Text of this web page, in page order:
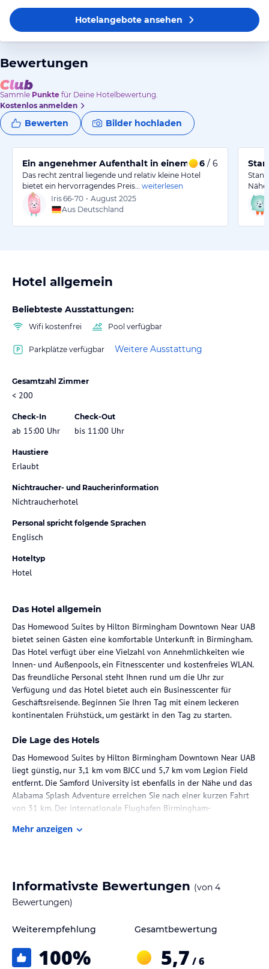
Hotelangeboteansehen
Bewertungen
Sammle Punkte für Deine Hotelbewertung.
Kostenlos anmelden
Bewerten Bilder hochladen
Ein angenehmer Aufenthalt in einem zentralen Hotel
6 / 6
Das recht zentral liegende und relativ kleine Hotel
bietet ein hervorragendes Preis…
weiterlesen
Iris66-70 • August 2025
Aus Deutschland
Hotel allgemein
Beliebteste Ausstattungen:
Wifi kostenfrei Pool verfügbar
Parkplätze verfügbar Weitere Ausstattung
Gesamtzahl Zimmer
< 200
Check-In
ab 15:00 Uhr
Check-Out
bis 11:00 Uhr
Haustiere
Erlaubt
Nichtraucher- und Raucherinformation
Nichtraucherhotel
Personal spricht folgende Sprachen
Englisch
Hoteltyp
Hotel
Das Hotel allgemein
Das Homewood Suites by Hilton Birmingham Downtown Near UAB
bietet seinen Gästen eine komfortable Unterkunft in Birmingham.
Das Hotel verfügt über eine Vielzahl von Annehmlichkeiten wie
Innen- und Außenpools, ein Fitnesscenter und kostenfreies WLAN.
Das freundliche Personal steht Ihnen rund um die Uhr zur
Verfügung und das Hotel bietet auch ein Businesscenter für
Geschäftsreisende. Beginnen Sie Ihren Tag mit einem leckeren
kontinentalen Frühstück, um gestärkt in den Tag zu starten.
Die Lage des Hotels
Das Homewood Suites by Hilton Birmingham Downtown Near UAB
liegt günstig, nur 3,1 km vom BJCC und 5,7 km vom Legion Field
entfernt. Die Samford University ist ebenfalls in der Nähe und das
Alabama Splash Adventure erreichen Sie nach einer kurzen Fahrt
von 31 km. Der internationale Flughafen Birmingham-
praktischen Wahl für Reisende macht.
Downtown Near UAB sind komfortabel und mit einer Vielzahl von
Annehmlichkeiten ausgestattet. Jedes Zimmer verfügt über eine
gestalten. Es gibt auch eine Kochnische mit einem Kühlschrank,
Bequemlichkeit. Zur weiteren Ausstattung gehören ein Safe, ein
Schreibtisch, ein Telefon, ein Fernseher mit Kabelempfang und
Mehr anzeigen
Informativste Bewertungen (von 4
Bewertungen)
Weiterempfehlung
100%
Gesamtbewertung
5,7 / 6